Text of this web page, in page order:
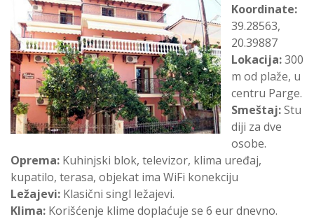
Koordinate:
39.28563,
20.39887
Lokacija:300
m od plaže, u
centru Parge.
Smeštaj:Stu
diji za dve
osobe.
Oprema: Kuhinjski blok, televizor, klima uređaj,
kupatilo, terasa, objekat ima WiFi konekciju
Ležajevi: Klasični singl ležajevi.
Klima: Korišćenje klime doplaćuje se 6 eur dnevno.